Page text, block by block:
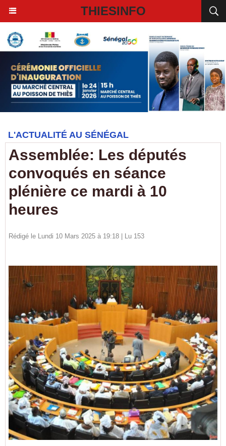
THIESINFO
L'ACTUALITÉ AU SÉNÉGAL
Assemblée: Les députés
convoqués en séance
plénière ce mardi à 10
heures
Rédigé le Lundi 10 Mars 2025 à 19:18 | Lu 153